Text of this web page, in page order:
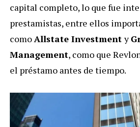
capital completo, lo que fue
prestamistas, entre ellos
comoAllstate Investmenty
Management, como que
el préstamo antes de tiempo.